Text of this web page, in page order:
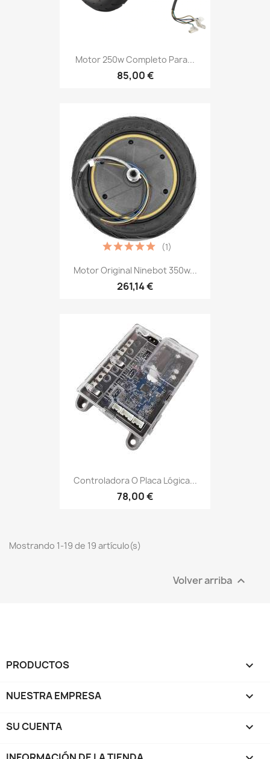
Motor 250w Completo Para...
85,00 €
Motor Original Ninebot 350w...
261,14 €
(1)
Controladora O Placa Lógica...
78,00 €
Mostrando 1-19 de 19 artículo(s)
Volver arriba 
PRODUCTOS 
NUESTRA EMPRESA 
SU CUENTA 